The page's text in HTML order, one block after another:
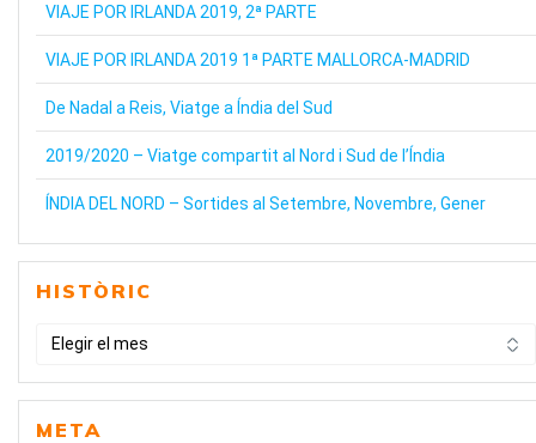
VIAJE POR IRLANDA 2019, 2ª PARTE
VIAJE POR IRLANDA 2019 1ª PARTE MALLORCA-MADRID
De Nadal a Reis, Viatge a Índia del Sud
2019/2020 – Viatge compartit al Nord i Sud de l’Índia
ÍNDIA DEL NORD – Sortides al Setembre, Novembre, Gener
HISTÒRIC
HISTÒRIC
META